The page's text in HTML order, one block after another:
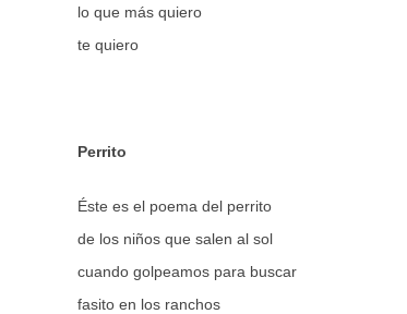
lo que más quiero
te quiero
Perrito
Éste es el poema del perrito
de los niños que salen al sol
cuando golpeamos para buscar
fasito en los ranchos